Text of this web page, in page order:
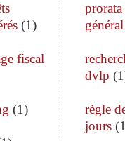
(1)
fiscal
(1)
prorata
général
dvlp (1
règle
jours(